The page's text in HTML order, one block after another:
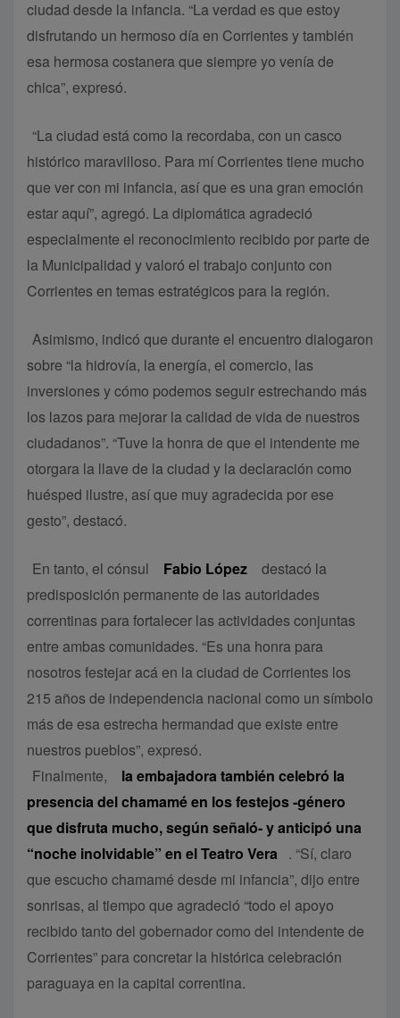
ciudad desde la infancia. “La verdad es que estoy
disfrutando un hermoso día en Corrientes y también
esa hermosa costanera que siempre yo venía de
chica”, expresó.
“La ciudad está como la recordaba, con un casco
histórico maravilloso. Para mí Corrientes tiene mucho
que ver con mi infancia, así que es una gran emoción
estar aquí”, agregó. La diplomática agradeció
especialmente el reconocimiento recibido por parte de
la Municipalidad y valoró el trabajo conjunto con
Corrientes en temas estratégicos para la región.
Asimismo, indicó que durante el encuentro dialogaron
sobre “la hidrovía, la energía, el comercio, las
inversiones y cómo podemos seguir estrechando más
los lazos para mejorar la calidad de vida de nuestros
ciudadanos”. “Tuve la honra de que el intendente me
otorgara la llave de la ciudad y la declaración como
huésped ilustre, así que muy agradecida por ese
gesto”, destacó.
En tanto, el cónsul Fabio López
destacó la
predisposición permanente de las autoridades
correntinas para fortalecer las actividades conjuntas
entre ambas comunidades. “Es una honra para
nosotros festejar acá en la ciudad de Corrientes los
215 años de independencia nacional como un símbolo
más de esa estrecha hermandad que existe entre
nuestros pueblos”, expresó.
Finalmente,
la embajadora también celebró la
presencia del chamamé en los festejos -género
que disfruta mucho, según señaló- y anticipó una
“noche inolvidable” en el Teatro Vera . “Sí, claro
que escucho chamamé desde mi infancia”, dijo entre
sonrisas, al tiempo que agradeció “todo el apoyo
recibido tanto del gobernador como del intendente de
Corrientes” para concretar la histórica celebración
paraguaya en la capital correntina.